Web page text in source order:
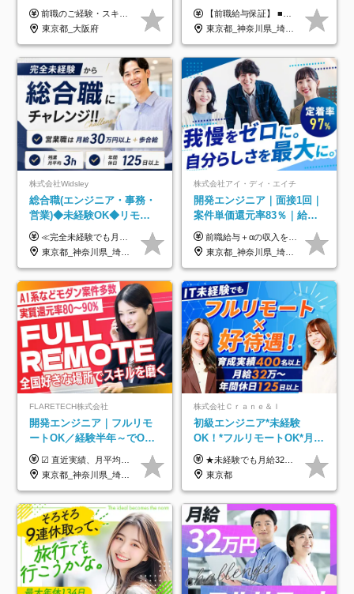
前職のご経験・スキル等を考慮して決定します。
東京都_大阪府
経験をAI業界で活かす◆IT
未経験OK◆目指せるコンサ
ル
【前職給与保証】 ■未経験者： 月給30万円～35万円 ■ローキャリア（経験目安1年程度）： 月給35万円～40万円 ■経験者（経験目安3年以上）： 月給40万円～60万円 ■即戦力（経験目安5年以上）： 月給45万円～80万円 ※上記金額には固定残業代30時間分 【未経験者5万5000円～7万3000円、 ローキャリア6万4000円～7万3000円、 経験者5万8000円～10万9000円、 即戦力8万2000円～14万5000円】を含みます。 ※30時間を超える場合は追加で全額支給します。 ※経験・能力・前職給与などを総合的に評価したうえでご納得いただけるよう個別決定。 未経験者の場合、前職給与とポテンシャルを査定のうえ決定いたします。 ※日本国内でのIT業界経験、または同等の実務経験と能力に応じて決定します。 ※前職給与は日本円かつ、日本国内での実績に基づき評価します。 【納得の評価システム】 ★クォーター毎に査定する評価制度導入！ 明確な評価基準で翌年度年収を上げましょう！ ★評価対象期間に在籍中のほとんどの社員が昇給し 年収アップを実現しています！ ★様々なインセンティブ制度を用意し多角的に正当評価しています！ ※試用期間6カ月（期間中の待遇等に差異なし）
東京都_神奈川県_埼玉県_千葉県
株式会社Widsley
総合職(エンジニア・事務・
営業)◆未経験OK◆リモー
トあり◆残業月3h◆服装髪
型自由
≪完全未経験でも月給40万円以上も可能です！≫ -------------- 【1】ITエンジニア 月給26万円～50万円＋プロジェクト手当＋資格手当 【2】IT事務、営業事務 月給26万円～50万円＋プロジェクト手当＋資格手当 ≪【1】【2】共通≫ ★上記給与には固定残業代20時間分(月3万719円～)を含みます。残業が超過した場合は、追加支給します(残業は月平均3時間とほぼ発生しません。残業がなくても、固定残業代は支給されます) ★試用期間6ヵ月あり（期間中は月給23万1000円～。固定残業代20時間分3万719円～を含む／超過分は別途支給） -------------- 【3】SES営業、SaaS営業 月給30万円以上＋インセンティブ＋各種手当 ★上記給与には固定残業代45時間分(月7万6967円～)を含みます。残業が超過した場合は、追加支給します(残業は月平均3時間とほぼ発生しません。残業がなくても、固定残業代は支給されます) ★試用期間6ヵ月あり(期間中も給与や福利厚生は同じです)
東京都_神奈川県_埼玉県_千葉県_大阪府_愛知県_北海道_青森県_岩手県_宮城県_秋田県_山形県_福島県_茨城県_栃木県_群馬県_新潟県_山梨県_長野県_富山県_石川県_福井県_静岡県_岐阜県_三重県_兵庫県_京都府_滋賀県_奈良県_和歌山県_広島県_岡山県_鳥取県_島根県_山口県_徳島県_香川県_愛媛県_高知県_福岡県_熊本県_佐賀県_長崎県_大分県_宮崎県_鹿児島県_沖縄県
株式会社アイ・ディ・エイチ
開発エンジニア｜面接1回｜
案件単価還元率83％｜給与
UP保証｜年休140日｜在宅
利用率9割｜独立支援・副業
制度
前職給与＋αの収入を保証 月給42万円～120万円＋各種手当＋賞与 給与基準が明確かつ高還元です。 一人ひとりが安定した環境のもと、長く活躍できる職場を目指しています。 ※平均年収650万円 ・還元率83％ ・各種手当について 職能手当／職務手当／資格手当／営業手当 など ※前職での経験・能力、給与などを考慮の上、当社規定により優遇いたします ※試用期間あり（3ヶ月／期間中の条件に変動はありません） ※上記金額には固定残業代（78,948円～225,564円/月30時間分）を含みます 超過分は別途全額支給いたします ・年収UPを保証 過去には転職時に〈年収200万円UP〉したエンジニアも在籍しています。入社時だけでなく、入社後も安心の給与水準で働ける環境です。キャリアや技術力が正当に評価されていないと感じていたら、一度面接でお話ししましょう！ 当社では管理職の人数は最低限にし、無駄な管理をしません。その費用削減分を社員の給与に還元しています！
東京都_神奈川県_埼玉県_千葉県_大阪府_愛知県_北海道_青森県_岩手県_宮城県_秋田県_山形県_福島県_茨城県_栃木県_群馬県_新潟県_山梨県_長野県_富山県_石川県_福井県_静岡県_岐阜県_三重県_兵庫県_京都府_滋賀県_奈良県_和歌山県_広島県_岡山県_鳥取県_島根県_山口県_徳島県_香川県_愛媛県_高知県_福岡県_熊本県_佐賀県_長崎県_大分県_宮崎県_鹿児島県_沖縄県
FLARETECH株式会社
開発エンジニア｜フルリモ
ートOK／経験半年～でOK
／実質還元率80～90%／前
給保証／AI系など最先端案
件多数
☑︎ 直近実績、月平均17,000円の昇給 ☑︎ 前職給与100%保証 ☑︎ 実質還元率80～90% ☑︎ 待機時も給与は満額支給 月給35万円～70万円＋交通費など各種手当 ※想定年収：4,200,000円～10,560,000円 ※経験・能力等を考慮の上で決定します。 ※上記金額には、みなし残業手当（50時間分・104,000円～212,000円）を含みます。超過分は別途追加支給します。 ┗残業時間は月平均10時間、多い時でも20時間程度と安定しております ★単価連動型の給与体系ではないため、万が一待機になってもその間の給与は満額支給しています。 ＜1年間の昇給事例をご紹介！＞ ・20代/フロントエンドエンジニア：月給274,000円→月給362,000円（＋88,000円/月） ・20代/iOSエンジニア：月給237,000円→月給287,000円（＋50,000円/月） ・20代/Androidエンジニア：月給316,000円→月給374,000円（＋58,000円/月） ・30代/Javaエンジニア（上流）：月給340,000円→月給418,000円（＋78,000円/月） ・30代/PMO：月給340,000円→月給418,000円（＋78,000円/月）
東京都_神奈川県_埼玉県_千葉県_大阪府_愛知県_北海道_青森県_岩手県_宮城県_秋田県_山形県_福島県_茨城県_栃木県_群馬県_新潟県_山梨県_長野県_富山県_石川県_福井県_静岡県_岐阜県_三重県_兵庫県_京都府_滋賀県_奈良県_和歌山県_広島県_岡山県_鳥取県_島根県_山口県_徳島県_香川県_愛媛県_高知県_福岡県_熊本県_佐賀県_長崎県_大分県_宮崎県_鹿児島県_沖縄県
株式会社Ｃｒａｎｅ＆Ｉ
初級エンジニア*未経験
OK！*フルリモートOK*月給
32万～*残業月9.8h*1ヶ月の
研修*資格取得率100％
★未経験でも月給32万円スタート★ 月収32万円～35万円＋各種手当（資格手当だけで毎月15万の上乗せ実績あり！） ★資格手当豊富！1資格につき最大3万円支給 ★功績手当の導入で、毎月のお給与に上乗せで最大10万円支給している社員も！ ★1回の昇級で年収数十万UPも可 ★ゆくゆくは年収1000万以上も目指せる 年俸384万円～1,162万8,000円（12分割） ※経験・スキルを考慮の上決定します ※上記金額には固定残業代（月30h分・60,800円～66,500円）を含みます ※超過分は別途全額支給します ※試用期間2ヶ月間あり（その他待遇に差異はありません）
東京都